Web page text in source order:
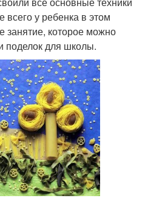
у ребенка в этом
занятие, которое можно
поделок для школы.